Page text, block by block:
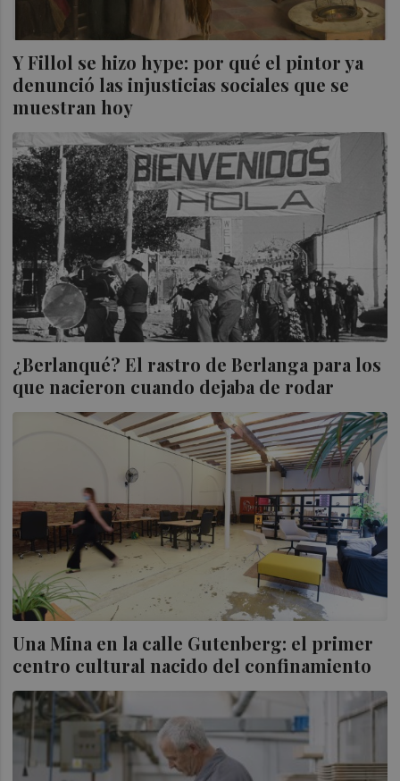
Y Fillol se hizo hype: por qué el pintor ya
denunció las injusticias sociales que se
muestran hoy
¿Berlanqué? El rastro de Berlanga para los
que nacieron cuando dejaba de rodar
Una Mina en la calle Gutenberg: el primer
centro cultural nacido del confinamiento